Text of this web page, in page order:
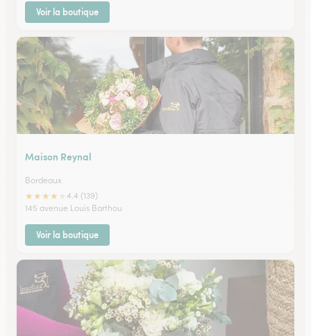
Voir la boutique
Maison Reynal
Bordeaux
★★★★
4.4 (139)
145 avenue Louis Barthou
Voir la boutique